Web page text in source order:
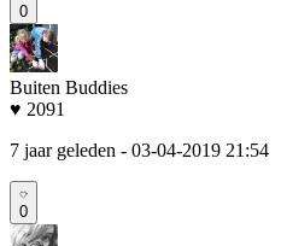
0
Buiten Buddies
♥ 2091
7 jaar geleden - 03-04-2019 21:54
0